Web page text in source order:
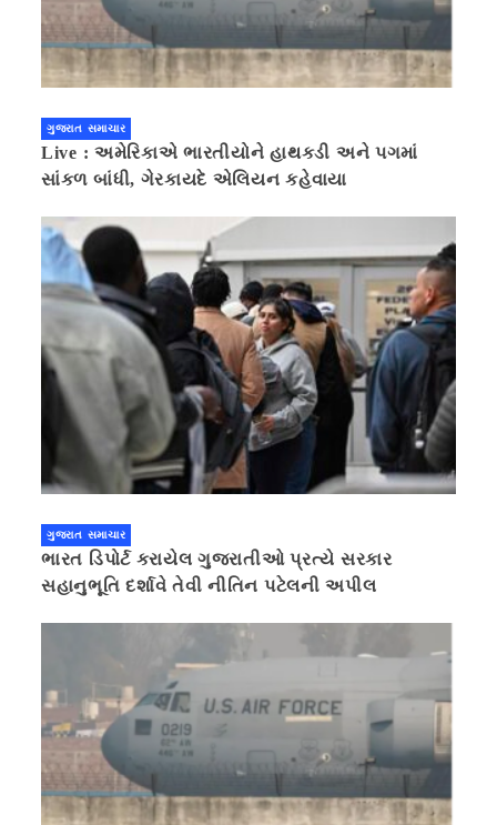
ગુજરાત સમાચાર
Live : અમેરિકાએ ભારતીયોને હાથકડી અને પગમાં
સાંકળ બાંધી, ગેરકાયદે એલિયન કહેવાયા
ગુજરાત સમાચાર
ભારત ડિપોર્ટ કરાયેલ ગુજરાતીઓ પ્રત્યે સરકાર
સહાનુભૂતિ દર્શાવે તેવી નીતિન પટેલની અપીલ